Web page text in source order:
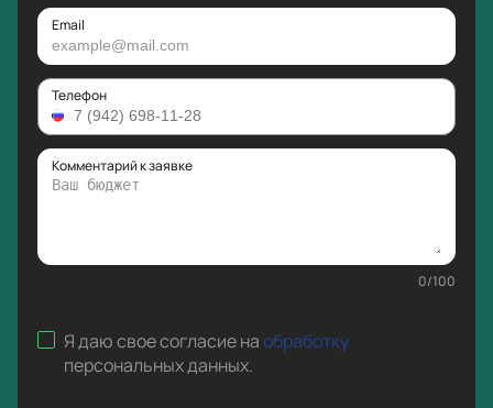
Email
Телефон
Комментарий к заявке
0/100
Я даю свое согласие наобработку
персональных данных.